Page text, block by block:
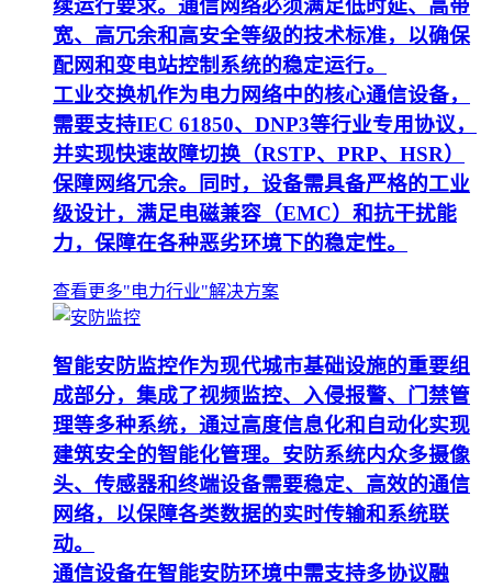
续运行要求。通信网络必须满足低时延、高带
宽、高冗余和高安全等级的技术标准，以确保
配网和变电站控制系统的稳定运行。
工业交换机作为电力网络中的核心通信设备，
需要支持IEC 61850、DNP3等行业专用协议，
并实现快速故障切换（RSTP、PRP、HSR）
保障网络冗余。同时，设备需具备严格的工业
级设计，满足电磁兼容（EMC）和抗干扰能
力，保障在各种恶劣环境下的稳定性。
查看更多"电力行业"解决方案
智能安防监控作为现代城市基础设施的重要组
成部分，集成了视频监控、入侵报警、门禁管
理等多种系统，通过高度信息化和自动化实现
建筑安全的智能化管理。安防系统内众多摄像
头、传感器和终端设备需要稳定、高效的通信
网络，以保障各类数据的实时传输和系统联
动。
通信设备在智能安防环境中需支持多协议融